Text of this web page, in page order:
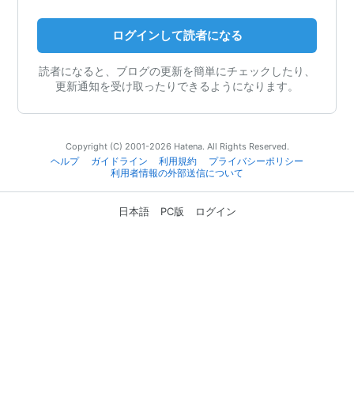
ログインして読者になる
読者になると、ブログの更新を簡単にチェックしたり、
更新通知を受け取ったりできるようになります。
Copyright (C) 2001-2026 Hatena. All Rights Reserved.
ヘルプ
ガイドライン 利用規約
プライバシーポリシー
利用者情報の外部送信について
日本語 PC版 ログイン